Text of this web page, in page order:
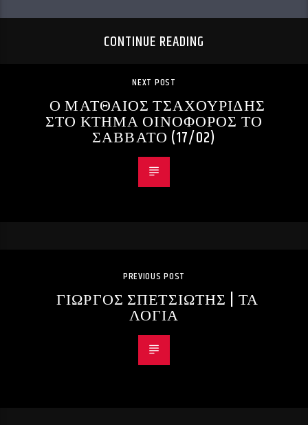
CONTINUE READING
NEXT POST
Ο ΜΑΤΘΑΙΟΣ ΤΣΑΧΟΥΡΙΔΗΣ
ΣΤΟ ΚΤΗΜΑ ΟΙΝΟΦΟΡΟΣ ΤΟ
ΣΑΒΒΑΤΟ (17/02)
PREVIOUS POST
ΓΙΩΡΓΟΣ ΣΠΕΤΣΙΩΤΗΣ | ΤΑ
ΛΟΓΙΑ